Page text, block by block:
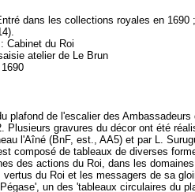
dans les collections royales en
Cabinet du Roi
atelier de Le Brun
plafond de l'escalier des
Plusieurs gravures du décor ont été
l'Aîné (BnF, est., AA5) et par L.
composé de tableaux de diverses
des actions du Roi, dans les
du Roi et les messagers de sa
un des 'tableaux circulaires du